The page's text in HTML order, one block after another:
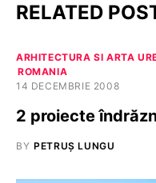
RELATED
ARHITECTURA SI ARTA
ROMANIA
14 DECEMBRIE 2008
2 proiecte
BY PETRUȘ LUNGU